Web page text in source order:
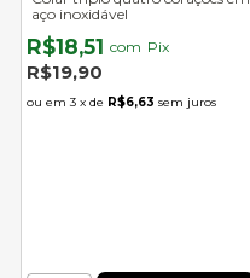
aço inoxidável
R$18,51 com Pix
R$19,90
3 x de R$6,63 sem juros